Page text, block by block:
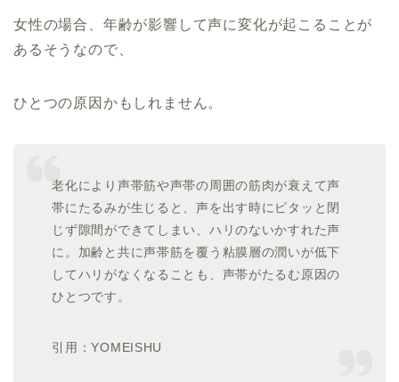
女性の場合、年齢が影響して声に変化が起こることが
あるそうなので、
ひとつの原因かもしれません。
老化により声帯筋や声帯の周囲の筋肉が衰えて声
帯にたるみが生じると、声を出す時にピタッと閉
じず隙間ができてしまい、ハリのないかすれた声
に。加齢と共に声帯筋を覆う粘膜層の潤いが低下
してハリがなくなることも、声帯がたるむ原因の
ひとつです。
引用：YOMEISHU